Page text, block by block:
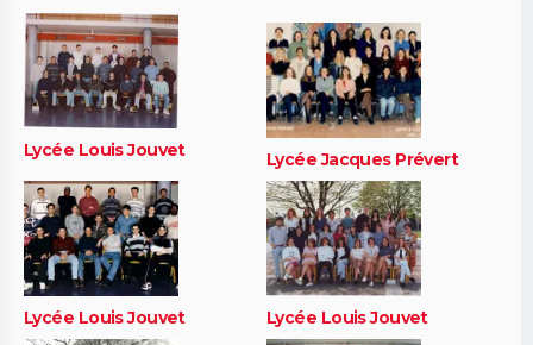
Lycée Louis Jouvet Lycée Jacques Prévert
Lycée Louis Jouvet Lycée Louis Jouvet